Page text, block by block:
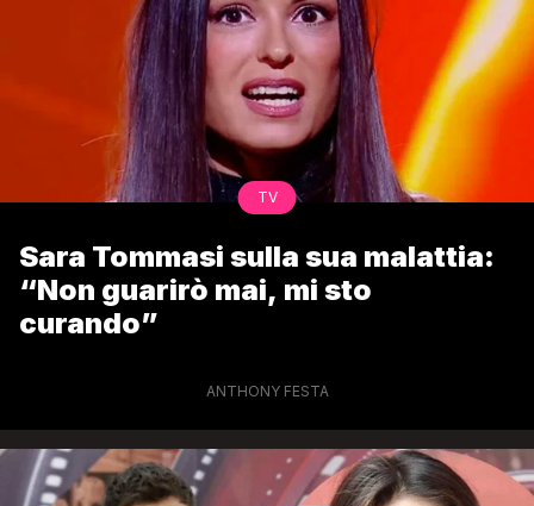
TV
Sara Tommasi sulla sua malattia:
“Non guarirò mai, mi sto
curando”
ANTHONY FESTA